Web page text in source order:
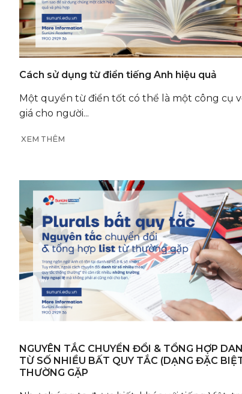
Cách sử dụng từ điển tiếng Anh hiệu quả
Một quyển từ điển tốt có thể là một công cụ
giá cho người...
XEM THÊM
NGUYÊN TẮC CHUYỂN ĐỔI & TỔNG HỢP
TỪ SỐ NHIỀU BẤT QUY TẮC (DẠNG ĐẶC
THƯỜNG GẶP